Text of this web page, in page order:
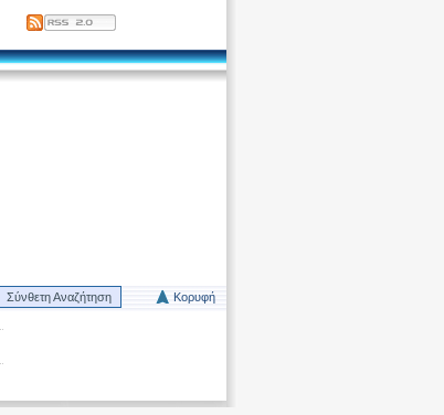
Σύνθετη Αναζήτηση Κορυφή